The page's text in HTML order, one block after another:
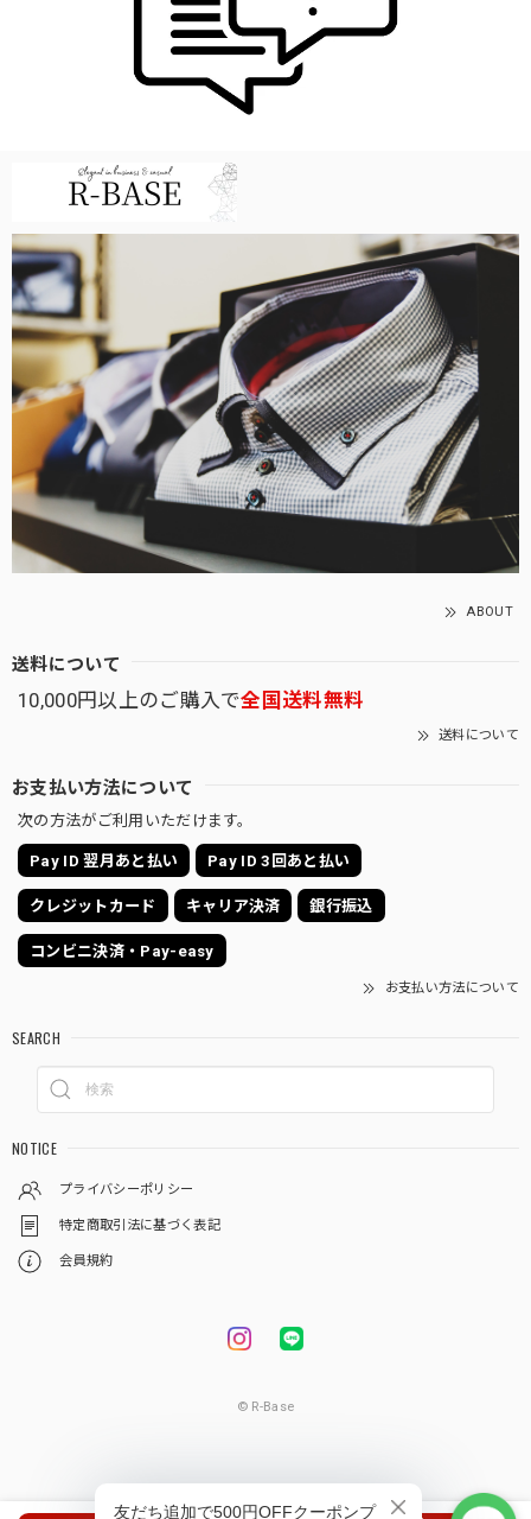
ABOUT
送料について
10,000円以上のご購入で全国送料無料
送料について
お支払い方法について
次の方法がご利用いただけます。
Pay ID 翌月あと払い Pay ID 3回あと払い
クレジットカード キャリア決済 銀行振込
コンビニ決済・Pay-easy
お支払い方法について
SEARCH
NOTICE
プライバシーポリシー
特定商取引法に基づく表記
会員規約
© R-Base